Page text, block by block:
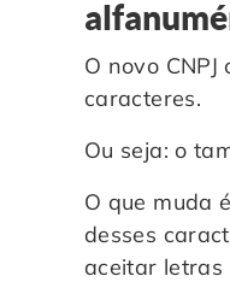
O novo
caracteres.
Ou seja: o
O que muda
desses
aceitar letras